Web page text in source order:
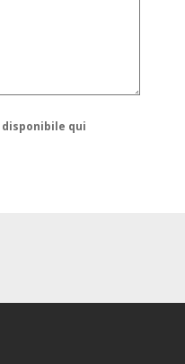
disponibile qui